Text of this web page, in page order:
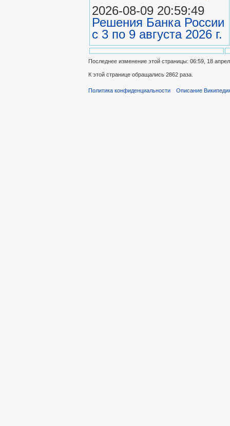
2026-08-09 20:59:49
Решения Банка России
с 3 по 9 августа 2026 г.
Последнее изменение этой страницы: 06:59, 18
К этой странице обращались 2862 раза.
Политика конфиденциальности Описание